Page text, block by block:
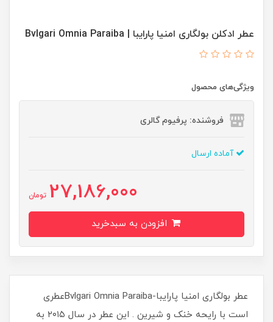
عطر ادکلن بولگاری امنیا پارایبا | Bvlgari Omnia Paraiba
ویژگی‌های محصول
فروشنده: پرفیوم گالری
آماده ارسال
27,186,000 تومان
عطر بولگاری امنیا پارایبا-Bvlgari Omnia Paraibaعطری
است با رایحه خنک و شیرین . این عطر در سال ۲۰۱۵ به